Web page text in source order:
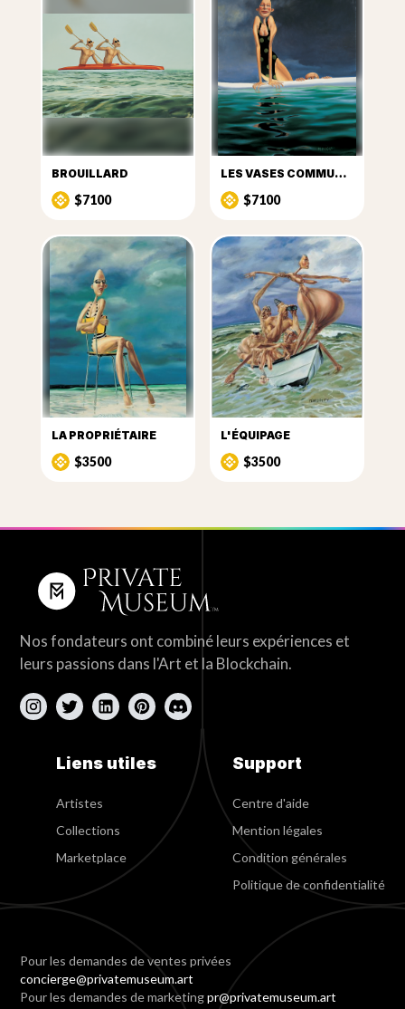
BROUILLARD
$7100
LES VASES COMMUNICANTS
$7100
LA PROPRIÉTAIRE
$3500
L'ÉQUIPAGE
$3500
Nos fondateurs ont combiné leurs expériences et
leurs passions dans l'Art et la Blockchain.
Liens utiles
Artistes
Collections
Marketplace
Support
Centre d'aide
Mention légales
Condition générales
Politique de confidentialité
Pour les demandes de ventes privées
concierge@privatemuseum.art
Pour les demandes de marketingpr@privatemuseum.art